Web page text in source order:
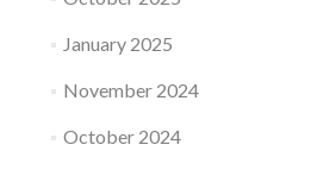
January 2025
November 2024
October 2024